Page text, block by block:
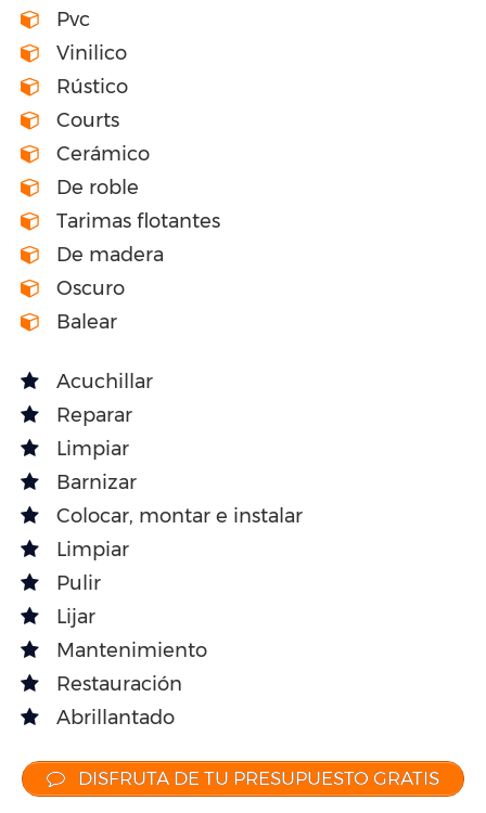
Pvc
Vinilico
Rústico
Courts
Cerámico
De roble
Tarimas flotantes
De madera
Oscuro
Balear
Acuchillar
Reparar
Limpiar
Barnizar
Colocar, montar e instalar
Limpiar
Pulir
Lijar
Mantenimiento
Restauración
Abrillantado
DISFRUTA DE TU PRESUPUESTO GRATIS